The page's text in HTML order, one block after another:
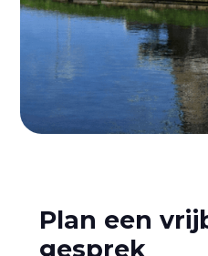
Plan een
gesprek